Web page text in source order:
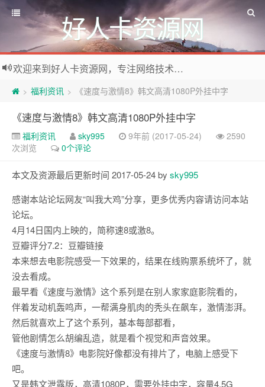
好人卡资源网
欢迎来到好人卡资源网，专注网络技术资源收集，我们不仅是网络资源的搬运工，也生产原创资源。寻找资源请留言或关注公众号:烈日下的男人
> 福利资讯 > 《速度与激情8》韩文高清1080P外挂中字
《速度与激情8》韩文高清1080P外挂中字
福利资讯 sky995 9年前 (2017-05-24)
2590
次浏览
0个评论
本文及资源最后更新时间 2017-05-24 by sky995
感谢本站论坛网友“叫我大鸡”分享，更多优秀内容请访问本站
论坛。
4月14日国内上映的，简称速8或激8。
豆瓣评分7.2：豆瓣链接
本来想去电影院感受一下效果的，结果在线购票系统坏了，就
没去看成。
最早看《速度与激情》这个系列是在别人家家庭影院看的，
伴着发动机轰鸣声，一帮满身肌肉的秃头在飙车，激情澎湃。
然后就喜欢上了这个系列，基本每部都看，
管他剧情怎么胡编乱造，就是看个视觉和声音效果。
《速度与激情8》电影院好像都没有排片了，电脑上感受下
吧。
又是韩文泄露版，高清1080P，需要外挂中字，容量4.5G